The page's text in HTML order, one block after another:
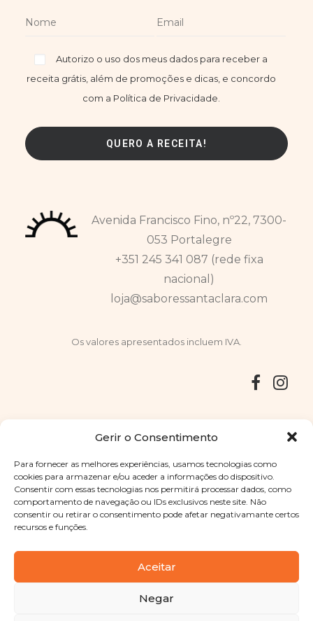
Gerir o Consentimento
Para fornecer as melhores experiências, usamos tecnologias como
cookies para armazenar e/ou aceder a informações do dispositivo.
Consentir com essas tecnologias nos permitirá processar dados, como
comportamento de navegação ou IDs exclusivos neste site. Não
consentir ou retirar o consentimento pode afetar negativamante certos
recursos e funções.
Aceitar
Negar
Autorizo o uso dos meus dados para receber a
receita grátis, além de promoções e dicas, e concordo
com a Política de Privacidade.
Avenida Francisco Fino, nº22, 7300-
053 Portalegre
+351 245 341 087 (rede fixa
nacional)
loja@saboressantaclara.com
Os valores apresentados incluem IVA.
Copyright © 2025 Sabores Santa Clara
. Todos os direitos
reservadosPolítica de Privacidade |Termos e condições
Designed byShift Your Branding Agency